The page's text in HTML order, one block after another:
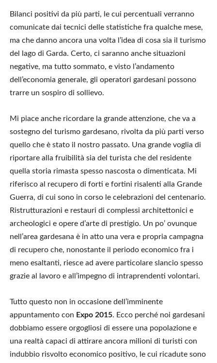
Bilanci positivi da più parti, le cui percentuali verranno
comunicate dai tecnici delle statistiche fra qualche mese,
ma che danno ancora una volta l’idea di cosa sia il turismo
del lago di Garda. Certo, ci saranno anche situazioni
negative, ma tutto sommato, e visto l’andamento
dell’economia generale, gli operatori gardesani possono
trarre un sospiro di sollievo.
Mi piace anche ricordare la grande attenzione, che va a
sostegno del turismo gardesano, rivolta da più parti verso
quello che è stato il nostro passato. Una grande voglia di
riportare alla fruibilità sia del turista che del residente
quella storia rimasta spesso nascosta o dimenticata. Mi
riferisco al recupero di forti e fortini risalenti alla Grande
Guerra, di cui sono in corso le celebrazioni del centenario.
Ristrutturazioni e restauri di complessi architettonici e
archeologici e opere d’arte di prestigio. Un po’ ovunque
nell’area gardesana è in atto una vera e propria campagna
di recupero che, nonostante il periodo economico fra i
meno esaltanti, riesce ad avere particolare slancio spesso
grazie al lavoro e all’impegno di intraprendenti volontari.
Tutto questo non in occasione dell’imminente
appuntamento con Expo 2015. Ecco perché noi gardesani
dobbiamo essere orgogliosi di essere una popolazione e
una realtà capaci di attirare ancora milioni di turisti con
indubbio risvolto economico positivo, le cui ricadute sono